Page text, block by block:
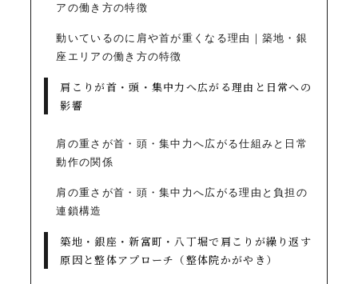
アの働き方の特徴
動いているのに肩や首が重くなる理由｜築地・銀
座エリアの働き方の特徴
肩こりが首・頭・集中力へ広がる理由と日常への
影響
肩の重さが首・頭・集中力へ広がる仕組みと日常
動作の関係
肩の重さが首・頭・集中力へ広がる理由と負担の
連鎖構造
築地・銀座・新富町・八丁堀で肩こりが繰り返す
原因と整体アプローチ（整体院かがやき）